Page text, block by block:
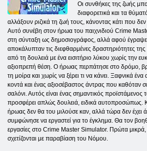
Οι συνθήκες της ζωής
διαφορετικά και τα
αλλάξουν ριζικά τη ζωή τους, κάνοντας κάτι που δεν
Αυτό συνέβη στον ήρωα του παιχνιδιού Crime
στη σύνταξη ως δημοσιογράφος, αλλά αφού
αποκάλυπταν τις διεφθαρμένες δραστηριότητες
από τη δουλειά με ένα εισιτήριο λύκου χωρίς την
αξιοπρεπή θέση. Ο ήρωας περπάτησε στο δρόμο,
τη μοίρα και χωρίς να ξέρει τι να κάνει. Ξαφνικά ένα
κοντά και ένας αξιοσέβαστος άντρας που καθόταν
σαλόνι. Αυτός είναι ένας σημαντικός
προσφέρει απλώς δουλειά, ειδικά αυτοπροσώπως.
ήρωας δεν θα του μιλούσε καν, αλλά τώρα δεν έχει
συμφώνησε να εργαστεί για το έγκλημα. Θα τον
εργασίες στο Crime Master Simulator. Πρώτα μικρά,
σχετίζονται με παραβίαση του Νόμου.